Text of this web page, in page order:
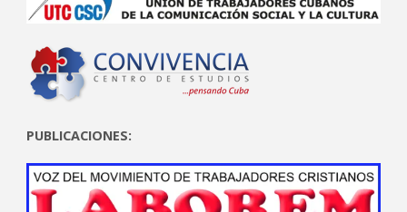
PUBLICACIONES: